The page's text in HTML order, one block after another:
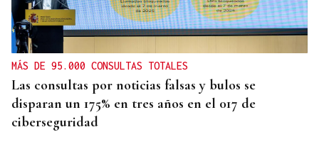
MÁS DE 95.000 CONSULTAS TOTALES
Las consultas por noticias falsas y bulos se
disparan un 175% en tres años en el 017 de
ciberseguridad